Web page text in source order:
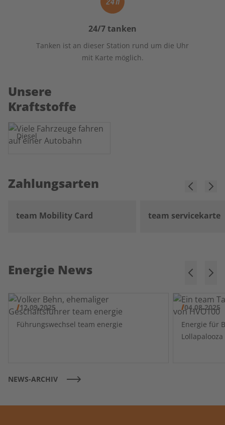
24/7 tanken
Tanken ist an dieser Station rund um die Uhr
mit Karte möglich.
Unsere
Kraftstoffe
Diesel
Zahlungsarten
team Mobility Card team servicekarte
Energie News
12.09.2025
Führungswechsel team energie
04.08.2025
Energie für
NEWS-ARCHIV